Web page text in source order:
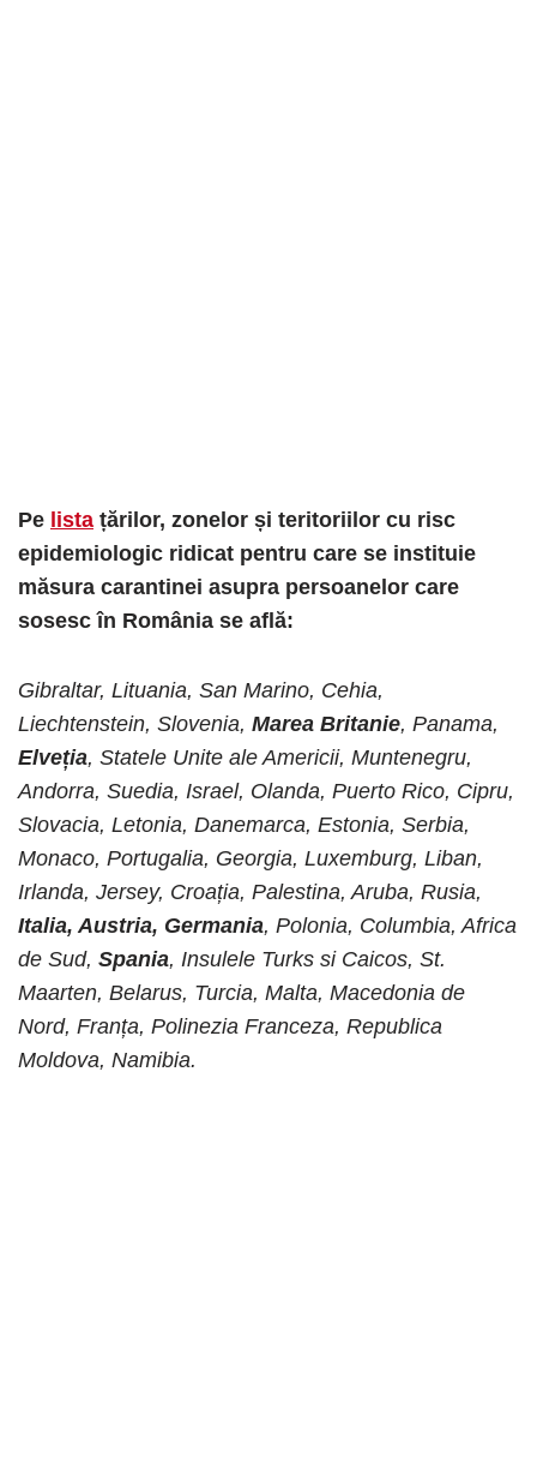
Pe lista țărilor, zonelor și teritoriilor cu risc
epidemiologic ridicat pentru care se instituie
măsura carantinei asupra persoanelor care
sosesc în România se află:
Gibraltar, Lituania, San Marino, Cehia,
Liechtenstein, Slovenia, Marea Britanie, Panama,
Elveția, Statele Unite ale Americii, Muntenegru,
Andorra, Suedia, Israel, Olanda, Puerto Rico, Cipru,
Slovacia, Letonia, Danemarca, Estonia, Serbia,
Monaco, Portugalia, Georgia, Luxemburg, Liban,
Irlanda, Jersey, Croația, Palestina, Aruba, Rusia,
Italia, Austria, Germania, Polonia, Columbia, Africa
de Sud, Spania, Insulele Turks si Caicos, St.
Maarten, Belarus, Turcia, Malta, Macedonia de
Nord, Franța, Polinezia Franceza, Republica
Moldova, Namibia.